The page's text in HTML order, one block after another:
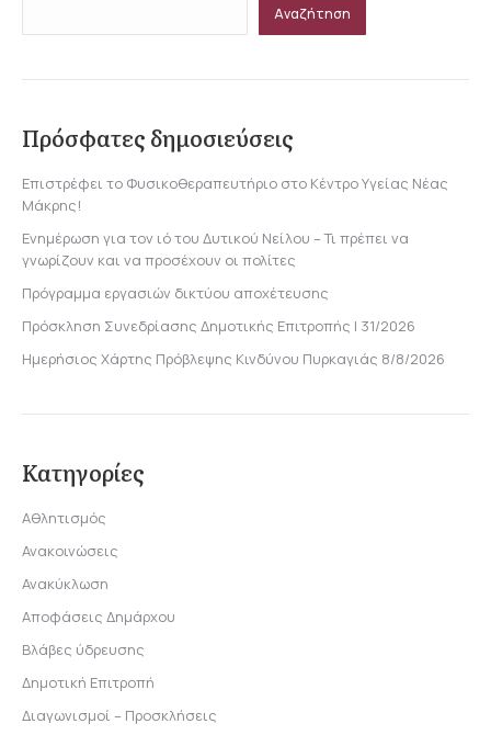
Αναζήτηση
Πρόσφατες δημοσιεύσεις
Επιστρέφει το Φυσικοθεραπευτήριο στο Κέντρο Υγείας Νέας
Μάκρης!
Ενημέρωση για τον ιό του Δυτικού Νείλου – Τι πρέπει να
γνωρίζουν και να προσέχουν οι πολίτες
Πρόγραμμα εργασιών δικτύου αποχέτευσης
Πρόσκληση Συνεδρίασης Δημοτικής Επιτροπής | 31/2026
Ημερήσιος Χάρτης Πρόβλεψης Κινδύνου Πυρκαγιάς 8/8/2026
Κατηγορίες
Αθλητισμός
Ανακοινώσεις
Ανακύκλωση
Αποφάσεις Δημάρχου
Βλάβες ύδρευσης
Δημοτική Επιτροπή
Διαγωνισμοί – Προσκλήσεις